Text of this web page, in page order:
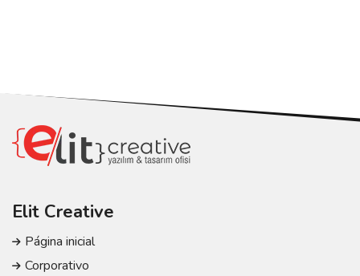
Elit Creative
Página inicial
Corporativo